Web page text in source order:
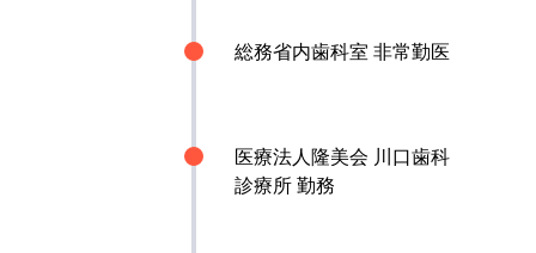
総務省内歯科室 非常勤医
医療法人隆美会 川口歯科
診療所 勤務